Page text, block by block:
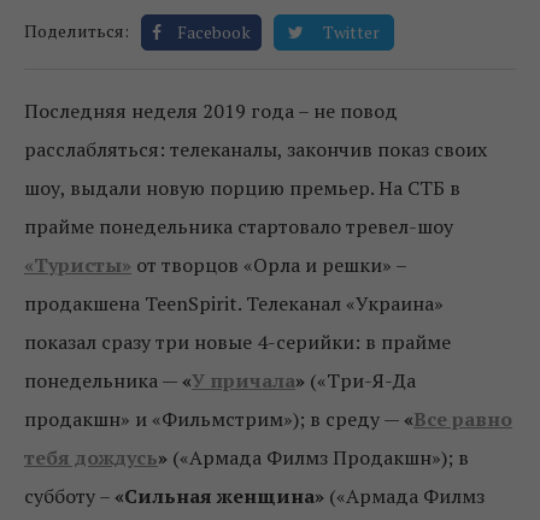
Поделиться: Facebook Twitter
Последняя неделя 2019 года – не повод
расслабляться: телеканалы, закончив показ своих
шоу, выдали новую порцию премьер. На СТБ в
прайме понедельника стартовало тревел-шоу
«Туристы» от творцов «Орла и решки» –
продакшена TeenSpirit. Телеканал «Украина»
показал сразу три новые 4-серийки: в прайме
понедельника — «У причала» («Три-Я-Да
продакшн» и «Фильмстрим»); в среду — «Все равно
тебя дождусь» («Армада Филмз Продакшн»); в
субботу – «Сильная женщина» («Армада Филмз